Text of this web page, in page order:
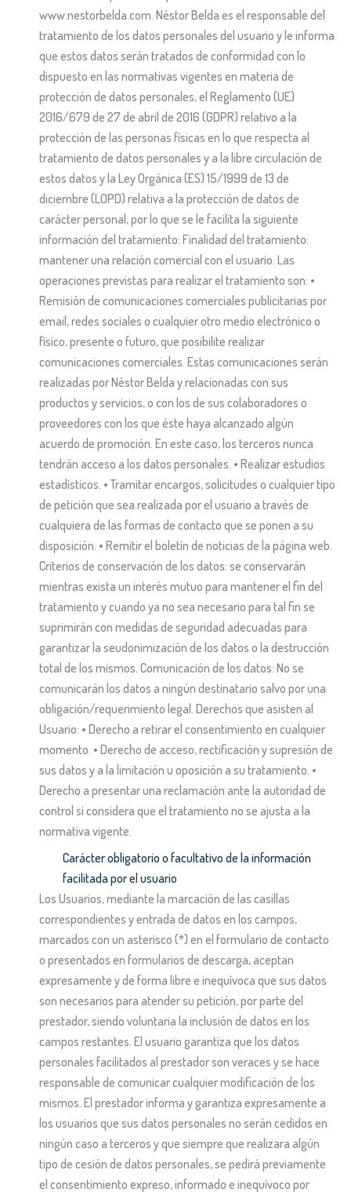
www.nestorbelda.com. Néstor Belda es el responsable del
tratamiento de los datos personales del usuario y le informa
que estos datos serán tratados de conformidad con lo
dispuesto en las normativas vigentes en materia de
protección de datos personales, el Reglamento (UE)
2016/679 de 27 de abril de 2016 (GDPR) relativo a la
protección de las personas físicas en lo que respecta al
tratamiento de datos personales y a la libre circulación de
estos datos y la Ley Orgánica (ES) 15/1999 de 13 de
diciembre (LOPD) relativa a la protección de datos de
carácter personal, por lo que se le facilita la siguiente
información del tratamiento: Finalidad del tratamiento:
mantener una relación comercial con el usuario. Las
operaciones previstas para realizar el tratamiento son: •
Remisión de comunicaciones comerciales publicitarias por
email, redes sociales o cualquier otro medio electrónico o
físico, presente o futuro, que posibilite realizar
comunicaciones comerciales. Estas comunicaciones serán
realizadas por Néstor Belda y relacionadas con sus
productos y servicios, o con los de sus colaboradores o
proveedores con los que éste haya alcanzado algún
acuerdo de promoción. En este caso, los terceros nunca
tendrán acceso a los datos personales. • Realizar estudios
estadísticos. • Tramitar encargos, solicitudes o cualquier tipo
de petición que sea realizada por el usuario a través de
cualquiera de las formas de contacto que se ponen a su
disposición. • Remitir el boletín de noticias de la página web.
Criterios de conservación de los datos: se conservarán
mientras exista un interés mutuo para mantener el fin del
tratamiento y cuando ya no sea necesario para tal fin se
suprimirán con medidas de seguridad adecuadas para
garantizar la seudonimización de los datos o la destrucción
total de los mismos. Comunicación de los datos: No se
comunicarán los datos a ningún destinatario salvo por una
obligación/requerimiento legal. Derechos que asisten al
Usuario: • Derecho a retirar el consentimiento en cualquier
momento. • Derecho de acceso, rectificación y supresión de
sus datos y a la limitación u oposición a su tratamiento. •
Derecho a presentar una reclamación ante la autoridad de
control si considera que el tratamiento no se ajusta a la
normativa vigente.
Carácter obligatorio o facultativo de la información
facilitada por el usuario
Los Usuarios, mediante la marcación de las casillas
correspondientes y entrada de datos en los campos,
marcados con un asterisco (*) en el formulario de contacto
o presentados en formularios de descarga, aceptan
expresamente y de forma libre e inequívoca que sus datos
son necesarios para atender su petición, por parte del
prestador, siendo voluntaria la inclusión de datos en los
campos restantes. El usuario garantiza que los datos
personales facilitados al prestador son veraces y se hace
responsable de comunicar cualquier modificación de los
mismos. El prestador informa y garantiza expresamente a
los usuarios que sus datos personales no serán cedidos en
ningún caso a terceros y que siempre que realizara algún
tipo de cesión de datos personales, se pedirá previamente
el consentimiento expreso, informado e inequívoco por